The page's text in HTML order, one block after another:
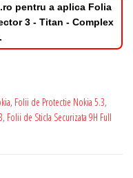
pentru a aplica Folia
3 - Titan - Complex
, Folii de Protectie Nokia 5.3,
, Folii de Sticla Securizata 9H Full